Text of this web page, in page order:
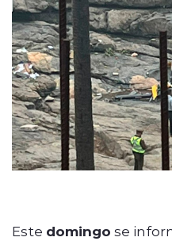
modo claro
Este domingo se